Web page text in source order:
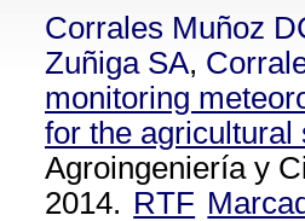
Corrales Muñoz
Zuñiga SA,
monitoring
for the agricultural
Agroingeniería y
2014. RTF